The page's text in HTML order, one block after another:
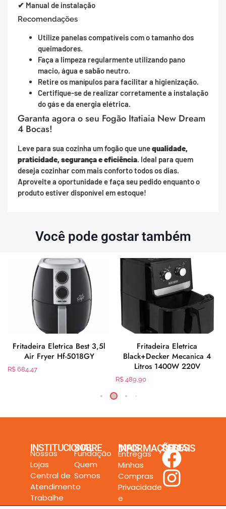
✔ Manual de instalação
Recomendações
Utilize panelas compatíveis com o tamanho dos
queimadores.
Faça a limpeza regularmente utilizando pano
macio, água e sabão neutro.
Retire os manípulos para facilitar a higienização.
Certifique-se de realizar corretamente a instalação
do gás e da energia elétrica.
Garanta agora o seu Fogão Itatiaia New Dream
4 Bocas!
Leve para sua cozinha um fogão que unequalidade,
praticidade, segurança e eficiência. Ideal para quem
deseja cozinhar com mais conforto todos os dias.
Aproveite a oportunidade e faça seu pedido enquanto o
produto estiver disponível em estoque!
Você pode gostar também
Fritadeira Eletrica Best 3,5l
Air Fryer Hf-5018GY
R$ 684,47
Fritadeira Eletrica
Black+Decker Mecanica 4
Litros 1400W 220V
R$ 489,90
INSTITUCIONAL
Nossas
Lojas
Central de
Atendimento
Trabalhe
SOBRE
Fundação
Quem
Somos
MAIS INFORMAÇÕES
Entregas
Minhas
Compras
Privacidade
e
REDES SOCIAIS